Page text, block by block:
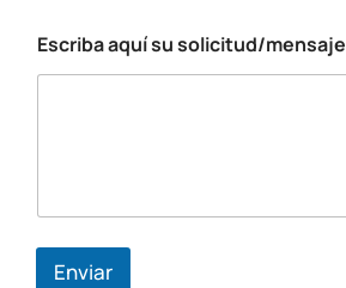
s
u
c
Escriba aquí su solicitud/mensaje
Enviar